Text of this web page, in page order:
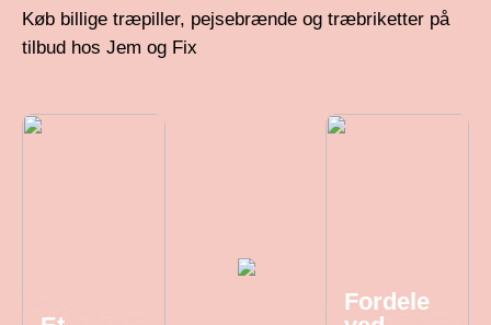
Køb billige træpiller, pejsebrænde og træbriketter på
tilbud hos Jem og Fix
Fordele